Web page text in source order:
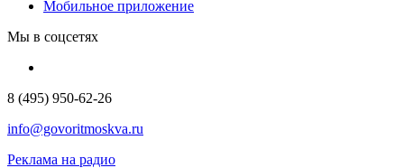
Мобильное приложение
Мы в соцсетях
8 (495) 950-62-26
info@govoritmoskva.ru
Реклама на радио